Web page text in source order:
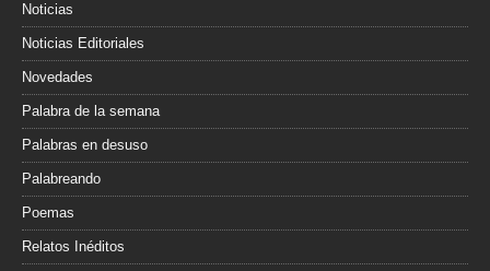
Noticias
Noticias Editoriales
Novedades
Palabra de la semana
Palabras en desuso
Palabreando
Poemas
Relatos Inéditos